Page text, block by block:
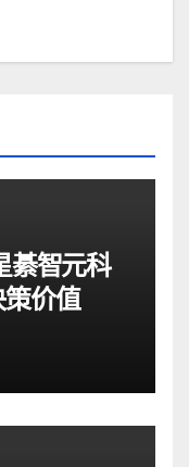
綦智元科
价值